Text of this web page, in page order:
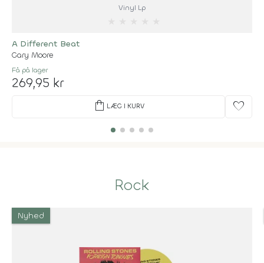
Vinyl Lp
A Different Beat
Gary Moore
Få på lager
269,95 kr
shopping_bag LÆG I KURV favorite
Rock
Nyhed